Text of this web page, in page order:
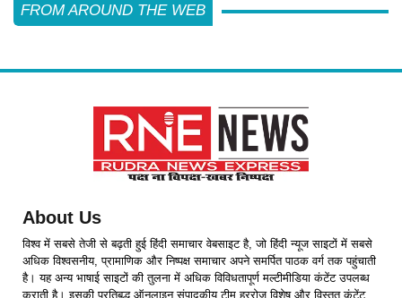
FROM AROUND THE WEB
About Us
विश्व में सबसे तेजी से बढ़ती हुई हिंदी समाचार वेबसाइट है, जो हिंदी न्यूज साइटों में सबसे
अधिक विश्वसनीय, प्रामाणिक और निष्पक्ष समाचार अपने समर्पित पाठक वर्ग तक पहुंचाती
है। यह अन्य भाषाई साइटों की तुलना में अधिक विविधतापूर्ण मल्टीमीडिया कंटेंट उपलब्ध
कराती है। इसकी प्रतिबद्ध ऑनलाइन संपादकीय टीम हररोज विशेष और विस्तृत कंटेंट